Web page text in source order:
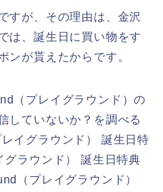
すが、その理由は、金沢
は、誕生日に買い物をす
ンが貰えたからです。
（プレイグラウンド）の
していないか？を調べる
イグラウンド） 誕生日特
ラウンド） 誕生日特典
（プレイグラウンド）